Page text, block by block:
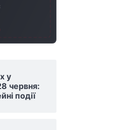
у
червня:
події